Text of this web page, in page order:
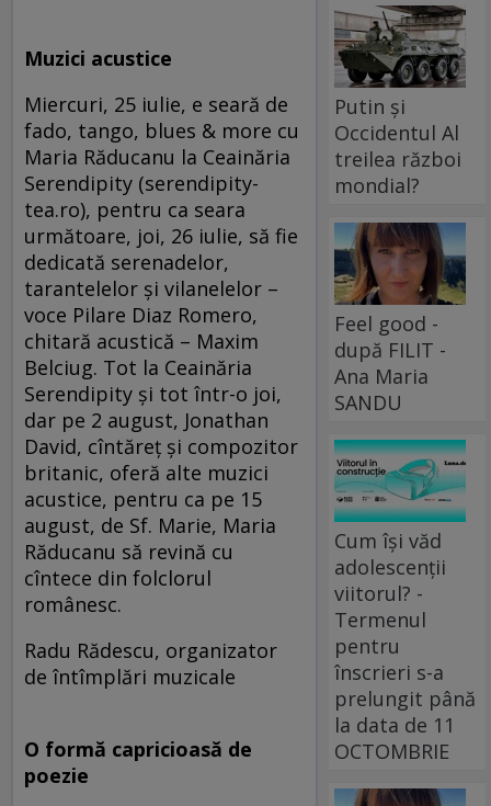
Muzici acustice
Miercuri, 25 iulie, e seară de
fado, tango, blues & more cu
Maria Răducanu la Ceainăria
Serendipity (serendipity-
tea.ro), pentru ca seara
următoare, joi, 26 iulie, să fie
dedicată serenadelor,
tarantelelor şi vilanelelor –
voce Pilare Diaz Romero,
chitară acustică – Maxim
Belciug. Tot la Ceainăria
Serendipity şi tot într-o joi,
dar pe 2 august, Jonathan
David, cîntăreţ şi compozitor
britanic, oferă alte muzici
acustice, pentru ca pe 15
august, de Sf. Marie, Maria
Răducanu să revină cu
cîntece din folclorul
românesc.
Radu Rădescu, organizator
de întîmplări muzicale
O formă capricioasă de
poezie
Putin și
Occidentul Al
treilea război
mondial?
Feel good -
după FILIT -
Ana Maria
SANDU
Cum își văd
adolescenții
viitorul? -
Termenul
pentru
înscrieri s-a
prelungit până
la data de 11
OCTOMBRIE